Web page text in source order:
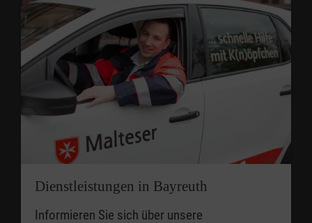
Dienstleistungen in Bayreuth
Informieren Sie sich über unsere